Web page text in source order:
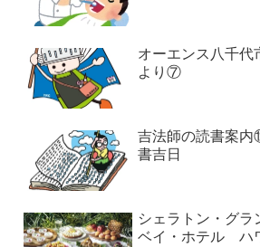
オーエンス八千代
より⑦
吉法師の読書案
書吉日
シェラトン・グラ
ベイ・ホテル ハ